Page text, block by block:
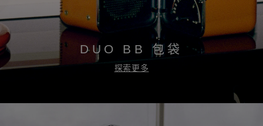
DUO BB 包袋
探索更多